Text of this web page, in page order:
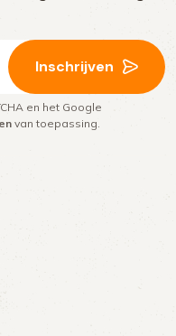
Inschrijven
en het Google
van toepassing.